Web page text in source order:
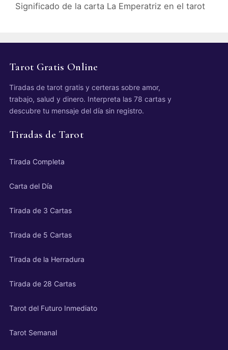
Significado de la carta La Emperatriz en el tarot
Tarot Gratis Online
Tiradas de tarot gratis y certeras sobre amor,
trabajo, salud y dinero. Interpreta las 78 cartas y
descubre tu mensaje del día sin registro.
Tiradas de Tarot
Tirada Completa
Carta del Día
Tirada de 3 Cartas
Tirada de 5 Cartas
Tirada de la Herradura
Tirada de 28 Cartas
Tarot del Futuro Inmediato
Tarot Semanal